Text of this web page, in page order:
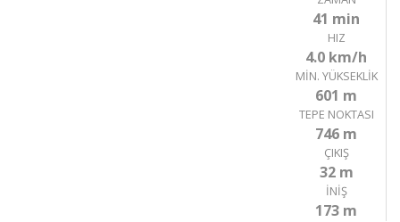
41 min
HIZ
4.0 km/h
MIN. YÜKSEKLIK
601 m
TEPE NOKTASI
746 m
ÇIKIŞ
32 m
İNIŞ
173 m